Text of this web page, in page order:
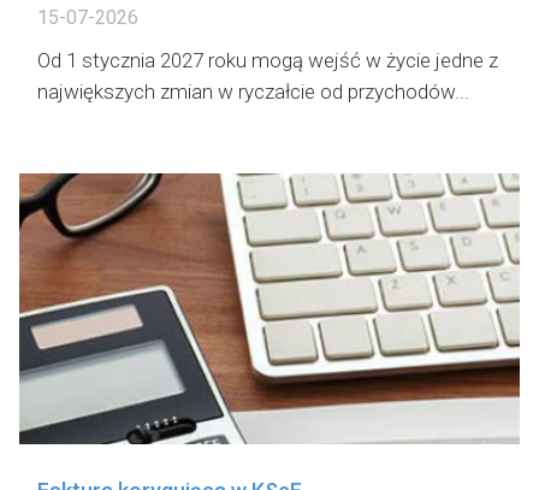
15-07-2026
Od 1 stycznia 2027 roku mogą wejść w życie jedne z
największych zmian w ryczałcie od przychodów...